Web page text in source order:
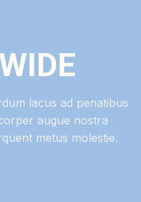
lacus ad penatibus
augue nostra
metus molestie.